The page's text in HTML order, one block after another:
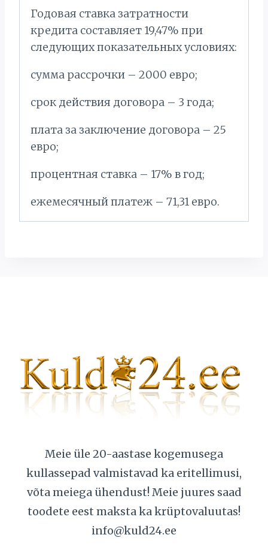
Годовая ставка затратности
кредита составляет 19,47% при
следующих показательных условиях:
сумма рассрочки – 2000 евро;
срок действия договора – 3 года;
плата за заключение договора – 25
евро;
процентная ставка – 17% в год;
ежемесячный платеж – 71,31 евро.
Meie üle 20-aastase kogemusega
kullassepad valmistavad ka eritellimusi,
võta meiega ühendust! Meie juures saad
toodete eest maksta ka krüptovaluutas!
info@kuld24.ee